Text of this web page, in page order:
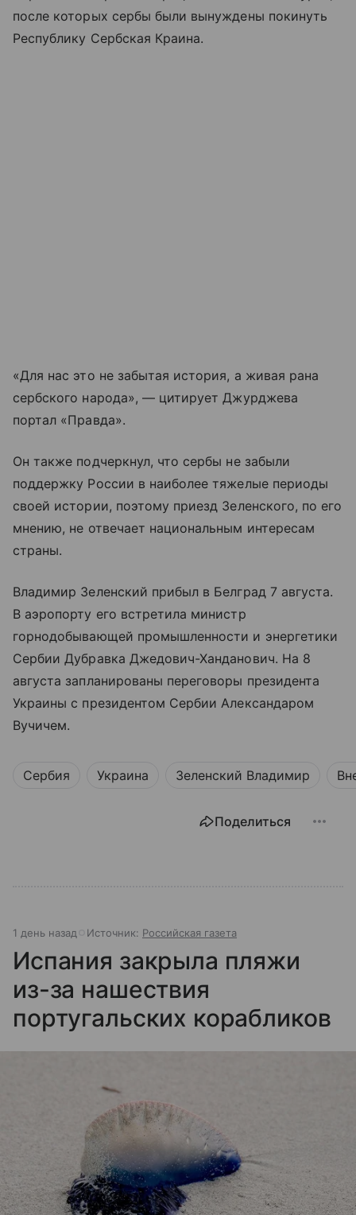
после которых сербы были вынуждены покинуть
Республику Сербская Краина.
«Для нас это не забытая история, а живая рана
сербского народа», — цитирует Джурджева
портал «Правда».
Он также подчеркнул, что сербы не забыли
поддержку России в наиболее тяжелые периоды
своей истории, поэтому приезд Зеленского, по его
мнению, не отвечает национальным интересам
страны.
Владимир Зеленский прибыл в Белград 7 августа.
В аэропорту его встретила министр
горнодобывающей промышленности и энергетики
Сербии Дубравка Джедович-Ханданович. На 8
августа запланированы переговоры президента
Украины с президентом Сербии Александаром
Вучичем.
Сербия Украина Зеленский Владимир
Поделиться
1 день назад Источник: Российская газета
Испания закрыла пляжи
из-за нашествия
португальских корабликов